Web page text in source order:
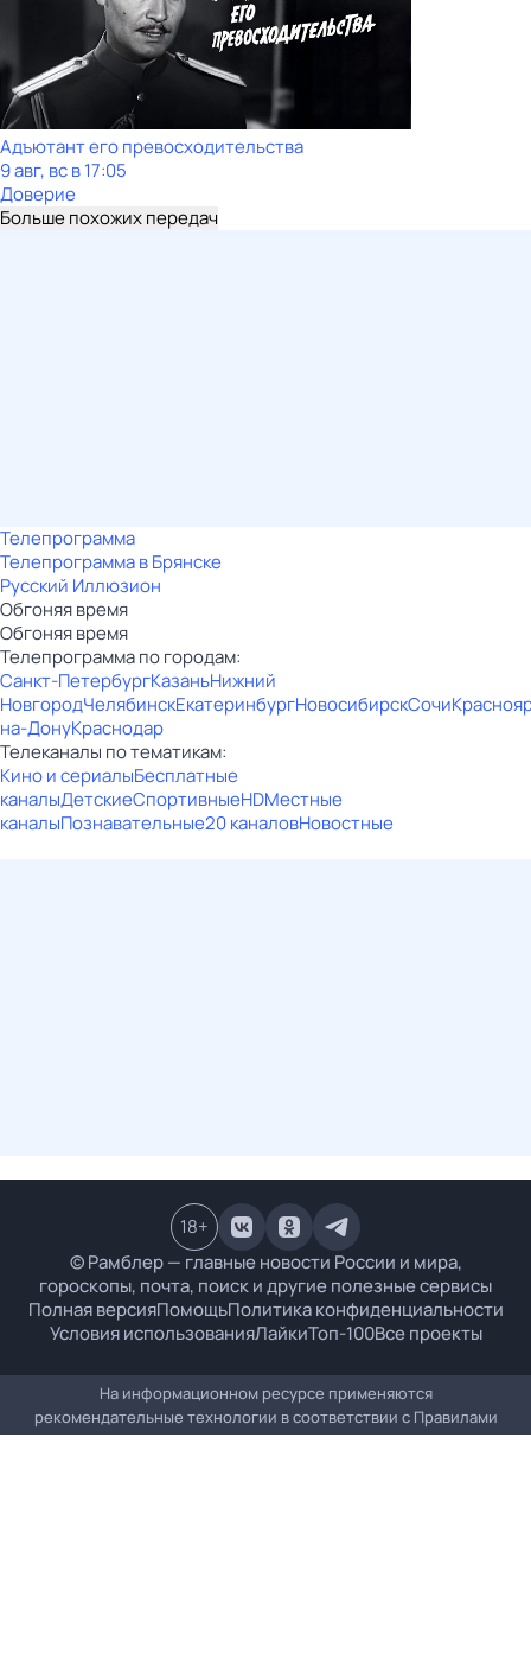
Адъютант его превосходительства
9 авг, вс в 17:05
Доверие
Больше похожих передач
Телепрограмма
Телепрограмма в Брянске
Русский Иллюзион
Обгоняя время
Обгоняя время
Телепрограмма по городам:
Санкт-ПетербургКазаньНижний
НовгородЧелябинскЕкатеринбургНовосибирскСочи
на-ДонуКраснодар
Телеканалы по тематикам:
Кино и сериалыБесплатные
каналыДетскиеСпортивныеHDМестные
каналыПознавательные20 каналовНовостные
© Рамблер — главные новости России и мира,
гороскопы, почта, поиск и другие полезные сервисы
Полная версияПомощьПолитика конфиденциальности
Условия использованияЛайкиТоп-100Все проекты
18+
На информационном ресурсе применяются
рекомендательные технологии в соответствии с Правилами